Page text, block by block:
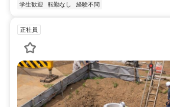
学生歓迎
転勤なし 経験不問
正社員